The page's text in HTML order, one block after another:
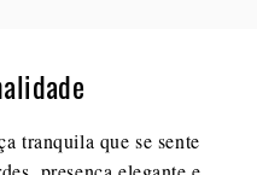
tranquila que se sente